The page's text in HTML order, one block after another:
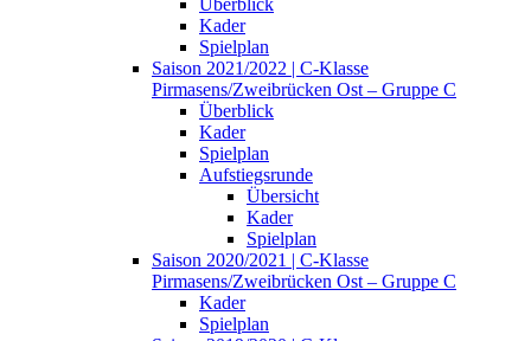
Überblick
Kader
Spielplan
Saison 2021/2022 | C-Klasse
Pirmasens/Zweibrücken Ost – Gruppe C
Überblick
Kader
Spielplan
Aufstiegsrunde
Übersicht
Kader
Spielplan
Saison 2020/2021 | C-Klasse
Pirmasens/Zweibrücken Ost – Gruppe C
Kader
Spielplan